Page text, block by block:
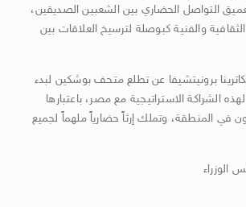
التواصل الحضاري بين الشعبين الصديقين،
والفنية كبوصلة لترسيخ العلاقات بين
برونيتشيفا عن تطلع متحف بوشكين لبدء
الشراكة الاستراتيجية مع مصر، باعتبارها
في المنطقة، وتملك إرثاً حضارياً ملهماً لجميع
الوزراء